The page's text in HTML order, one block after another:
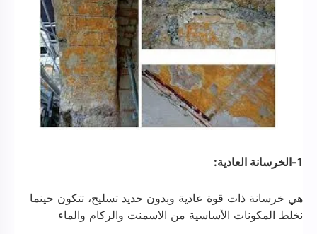
1-الخرسانة العادية :
هي خرسانة ذات قوة عادية وبدون حديد تسليح، تتكون حينما
نخلط المكونات الأساسية من الاسمنت والركام والماء